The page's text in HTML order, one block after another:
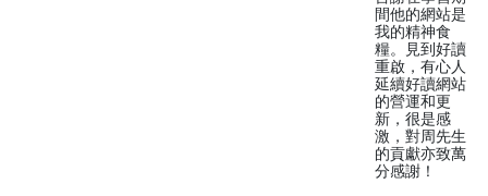
間他的網站是
我的精神食
糧。見到好讀
重啟，有心人
延續好讀網站
的營運和更
新，很是感
激，對周先生
的貢獻亦致萬
分感謝！